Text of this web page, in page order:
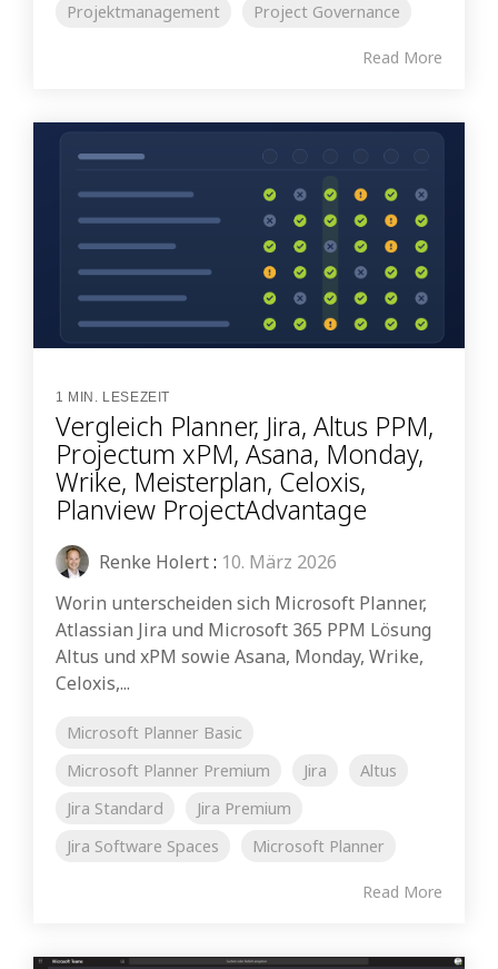
Projektmanagement
Project Governance
Read More
1 MIN. LESEZEIT
Vergleich Planner, Jira, Altus PPM,
Projectum xPM, Asana, Monday,
Wrike, Meisterplan, Celoxis,
Planview ProjectAdvantage
Renke Holert: 10. März 2026
Worin unterscheiden sich Microsoft Planner,
Atlassian Jira und Microsoft 365 PPM Lösung
Altus und xPM sowie Asana, Monday, Wrike,
Celoxis,...
Microsoft Planner Basic
Microsoft Planner Premium
Jira
Altus
Jira Standard
Jira Premium
Jira Software Spaces
Microsoft Planner
Read More